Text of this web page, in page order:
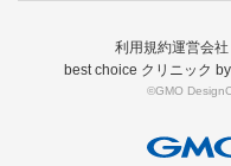
利用規約運営会社
best choice クリニック
©GMO